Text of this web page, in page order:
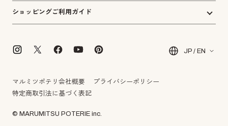
ショッピングご利用ガイド
JP / EN
マルミツポテリ会社概要
プライバシーポリシー
特定商取引法に基づく表記
© MARUMITSU POTERIE inc.